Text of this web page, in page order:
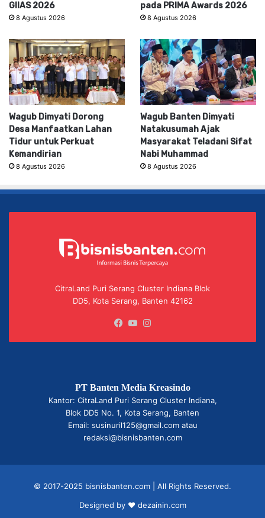
GIIAS 2026
8 Agustus 2026
pada PRIMA Awards 2026
8 Agustus 2026
Wagub Dimyati Dorong
Desa Manfaatkan Lahan
Tidur untuk Perkuat
Kemandirian
8 Agustus 2026
Wagub Banten Dimyati
Natakusumah Ajak
Masyarakat Teladani Sifat
Nabi Muhammad
8 Agustus 2026
CitraLand Puri Serang Cluster Indiana Blok
DD5, Kota Serang, Banten 42162
Facebook
YouTube
PT Banten Media Kreasindo
Kantor: CitraLand Puri Serang Cluster Indiana,
Blok DD5 No. 1, Kota Serang, Banten
Email: susinuril125@gmail.com atau
redaksi@bisnisbanten.com
© 2017-2025 bisnisbanten.com | All Rights Reserved.
Designed by ❤ dezainin.com